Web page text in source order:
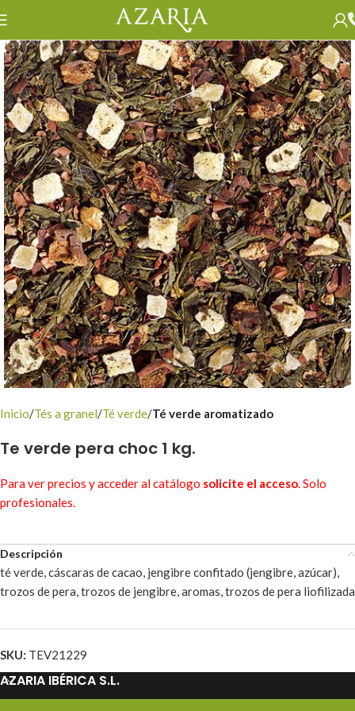
Inicio Tés a granel Té verde Té verde aromatizado
Te verde pera choc 1 kg.
Para ver precios y acceder al catálogo solicite el acceso. Solo
profesionales.
Descripción
té verde, cáscaras de cacao, jengibre confitado (jengibre, azúcar),
trozos de pera, trozos de jengibre, aromas, trozos de pera liofilizada
SKU: TEV21229
AZARIA IBÉRICA S.L.